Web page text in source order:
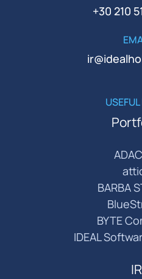
+30 210
BARBA
BYTE
IDEAL
IR